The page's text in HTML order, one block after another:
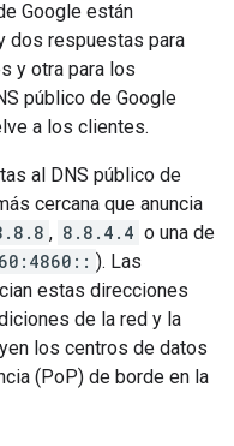
Google están
dos respuestas para
y otra para los
público de Google
a los clientes.
al DNS público de
cercana que anuncia
, 8.8.4.4 o una de
). Las
estas direcciones
de la red y la
los centros de datos
(PoP) de borde en la